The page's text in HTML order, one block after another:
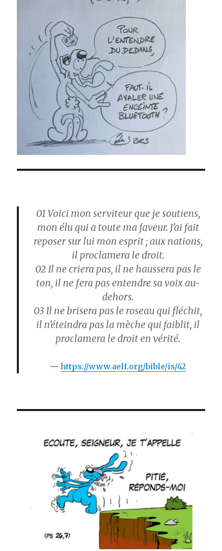
01 Voici mon serviteur que je soutiens,
mon élu qui a toute ma faveur. J’ai fait
reposer sur lui mon esprit ; aux nations,
il proclamera le droit.
02 Il ne criera pas, il ne haussera pas le
ton, il ne fera pas entendre sa voix au-
dehors.
03 Il ne brisera pas le roseau qui fléchit,
il n’éteindra pas la mèche qui faiblit, il
proclamera le droit en vérité.
https://www.aelf.org/bible/is/42